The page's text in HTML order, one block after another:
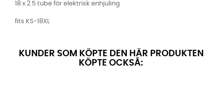
18 x 2.5 tube för elektrisk enhjuling
fits KS-18XL
KUNDER SOM KÖPTE DEN HÄR PRODUKTEN
KÖPTE OCKSÅ: